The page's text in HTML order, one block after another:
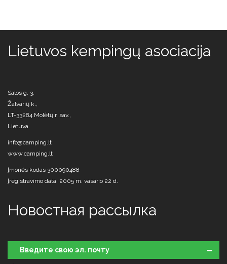
Lietuvos kempingų asociacija
Salos g. 3,
Žalvarių k.,
LT-33284 Molėtų r. sav.,
Lietuva
info@camping.lt
www.camping.lt
Įmonės kodas 300090488
Įregistravimo data: 2005 m. vasario 22 d.
Новостная рассылка
Введите свою эл. почту